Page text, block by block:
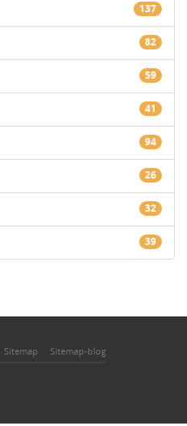
137
82
59
41
94
26
32
39
Sitemap Sitemap-blog